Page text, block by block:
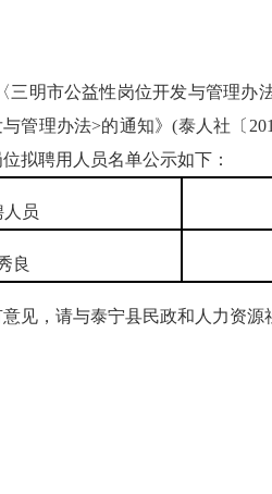
市公益性岗位开发与管理办
管理办法>的通知》(泰人社〔
拟聘用人员名单公示如下：
人员
良
，请与泰宁县民政和人力资源